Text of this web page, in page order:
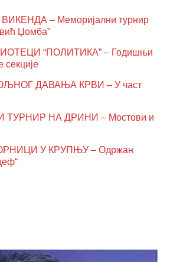
– Меморијални турнир
Џомба”
“ПОЛИТИКА” – Годишњи
секције
ДАВАЊА КРВИ – У част
НА ДРИНИ – Мостови и
У КРУПЊУ – Одржан